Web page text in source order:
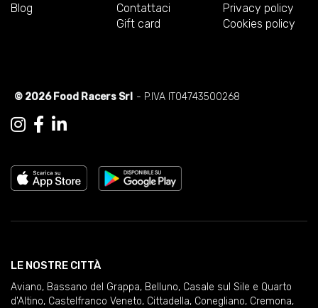
Blog
Contattaci
Gift card
Privacy policy
Cookies policy
© 2026 Food Racers Srl - P.IVA IT04743500268
LE NOSTRE CITTÀ
Aviano, Bassano del Grappa, Belluno, Casale sul Sile e Quarto
d'Altino, Castelfranco Veneto, Cittadella, Conegliano, Cremona,